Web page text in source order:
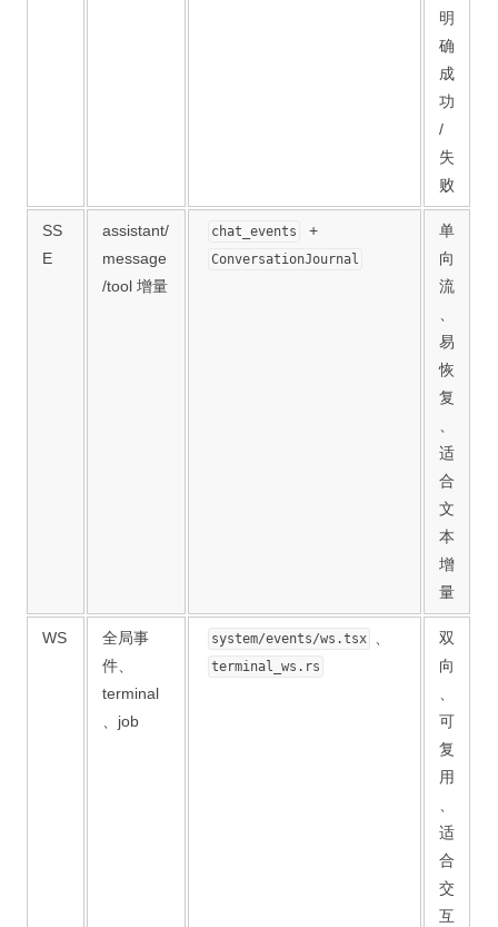
明
确
成
功
/
失
败
SS
E
assistant/
message
/tool 增量
chat_events +
ConversationJournal
单
向
流
易
恢
复
适
合
文
本
增
量
WS
全局事
件、
terminal
、job
system/events/ws.tsx
terminal_ws.rs
双
向
可
复
用
适
合
交
互